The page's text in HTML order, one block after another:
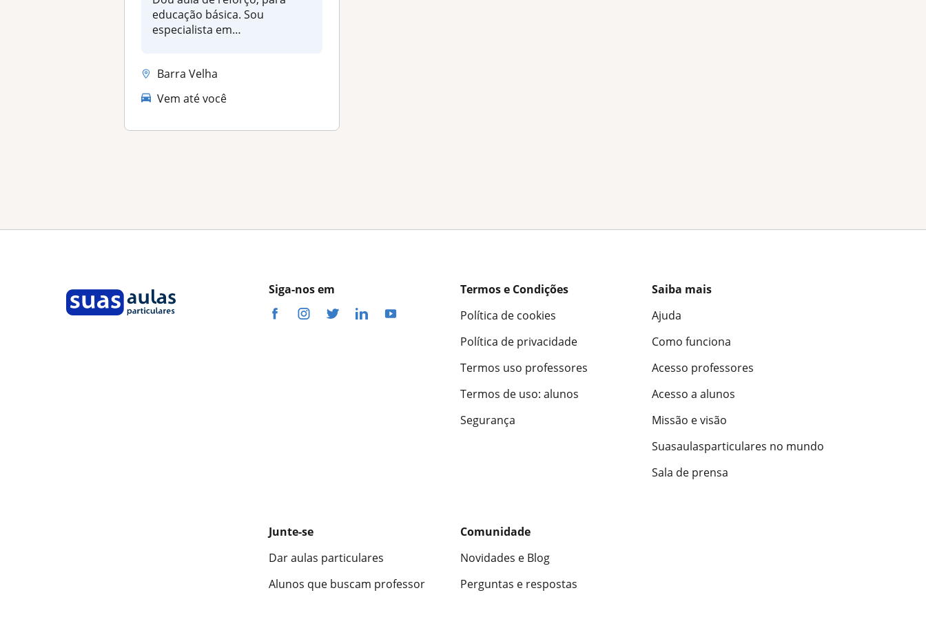
educação básica. Sou
especialista em
Barra Velha
Vem até você
Siga-nos em
Termos e Condições
Política de cookies
Política de privacidade
Termos uso professores
Termos de uso: alunos
Segurança
Saiba mais
Ajuda
Como funciona
Acesso professores
Acesso a alunos
Missão e visão
Suasaulasparticulares no mundo
Sala de prensa
Junte-se
Dar aulas particulares
Alunos que buscam professor
Comunidade
Novidades e Blog
Perguntas e respostas